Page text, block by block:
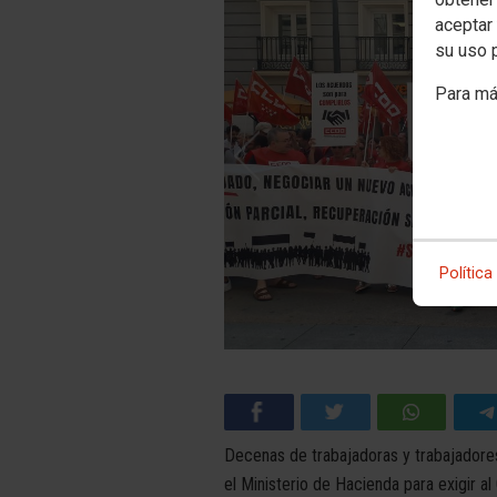
su uso
Para
Decenas de trabajadoras y
el Ministerio de Hacienda para exigir